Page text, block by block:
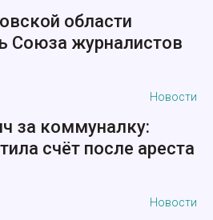
области
Союза журналистов
Новости
за коммуналку:
счёт после ареста
Новости